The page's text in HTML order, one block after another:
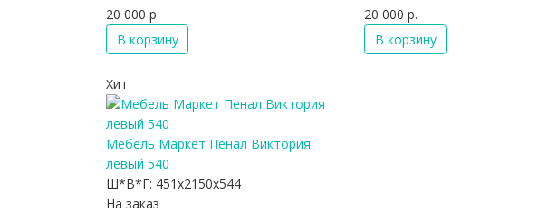
20 000 р.
В корзину
20 000 р.
В корзину
Хит
Мебель Маркет Пенал Виктория
левый 540
Ш*В*Г: 451x2150x544
На заказ